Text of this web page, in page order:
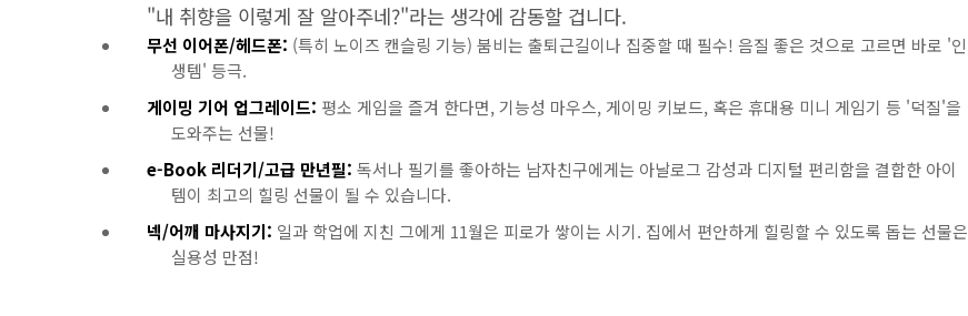
"내 취향을 이렇게 잘 알아주네?"라는 생각에 감동할 겁니다.
무선 이어폰/헤드폰: (특히 노이즈 캔슬링 기능) 붐비는 출퇴근길이나 집중할 때 필수! 음질 좋은 것으로 고르면 바로 '인
생템' 등극.
게이밍 기어 업그레이드: 평소 게임을 즐겨 한다면, 기능성 마우스, 게이밍 키보드, 혹은 휴대용 미니 게임기 등 '덕질'을
도와주는 선물!
e-Book 리더기/고급 만년필: 독서나 필기를 좋아하는 남자친구에게는 아날로그 감성과 디지털 편리함을 결합한 아이
템이 최고의 힐링 선물이 될 수 있습니다.
넥/어깨 마사지기: 일과 학업에 지친 그에게 11월은 피로가 쌓이는 시기. 집에서 편안하게 힐링할 수 있도록 돕는 선물은
실용성 만점!